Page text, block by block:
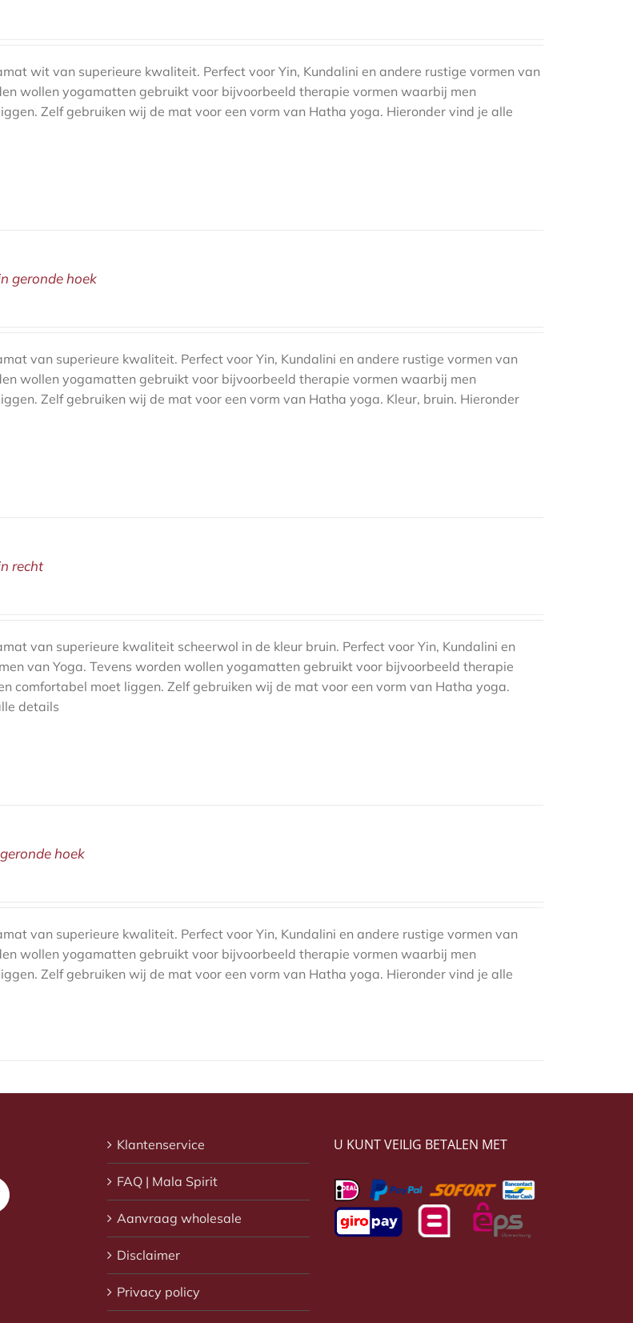
wit van superieure kwaliteit. Perfect voor Yin, Kundalini en andere rustige vormen van
wollen yogamatten gebruikt voor bijvoorbeeld therapie vormen waarbij men
Zelf gebruiken wij de mat voor een vorm van Hatha yoga. Hieronder vind je alle
geronde hoek
van superieure kwaliteit. Perfect voor Yin, Kundalini en andere rustige vormen van
wollen yogamatten gebruikt voor bijvoorbeeld therapie vormen waarbij men
Zelf gebruiken wij de mat voor een vorm van Hatha yoga. Kleur, bruin. Hieronder
recht
van superieure kwaliteit scheerwol in de kleur bruin. Perfect voor Yin, Kundalini en
van Yoga. Tevens worden wollen yogamatten gebruikt voor bijvoorbeeld therapie
comfortabel moet liggen. Zelf gebruiken wij de mat voor een vorm van Hatha yoga.
details
hoek
van superieure kwaliteit. Perfect voor Yin, Kundalini en andere rustige vormen van
wollen yogamatten gebruikt voor bijvoorbeeld therapie vormen waarbij men
Zelf gebruiken wij de mat voor een vorm van Hatha yoga. Hieronder vind je alle
Klantenservice
FAQ | Mala Spirit
Aanvraag wholesale
Disclaimer
Privacy policy
U KUNT VEILIG BETALEN MET